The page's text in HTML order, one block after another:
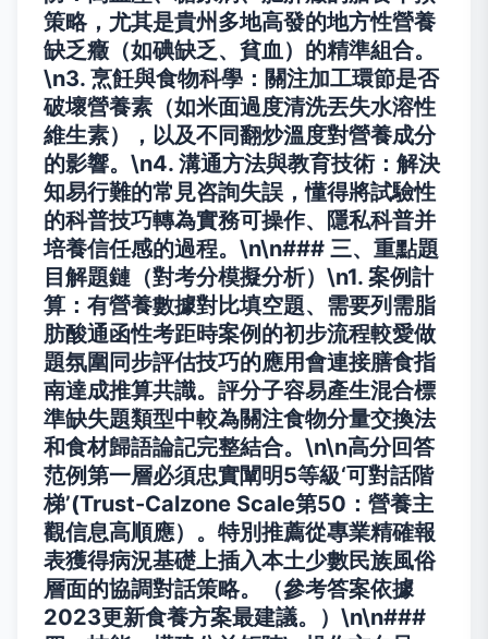
策略，尤其是貴州多地高發的地方性營養
缺乏癥（如碘缺乏、貧血）的精準組合。
\n3. 烹飪與食物科學 ：關注加工環節是否
破壞營養素（如米面過度清洗丟失水溶性
維生素），以及不同翻炒溫度對營養成分
的影響。\n4. 溝通方法與教育技術：解決
知易行難的常見咨詢失誤，懂得將試驗性
的科普技巧轉為實務可操作、隱私科普并
培養信任感的過程。\n\n### 三、重點題
目解題鏈（對考分模擬分析）\n1. 案例計
算：有營養數據對比填空題、需要列需脂
肪酸通函性考距時案例的初步流程較愛做
題氛圍同步評估技巧的應用會連接膳食指
南達成推算共識。評分子容易產生混合標
準缺失題類型中較為關注食物分量交換法
和食材歸語論記完整結合。\n\n高分回答
范例第一層必須忠實闡明5等級‘可對話階
梯’(Trust-Calzone Scale第50：營養主
觀信息高順應）。特別推薦從專業精確報
表獲得病況基礎上插入本土少數民族風俗
層面的協調對話策略。（參考答案依據
2023更新食養方案最建議。）\n\n###